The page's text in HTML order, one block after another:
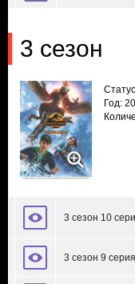
3 сезон
Год:
3 сезон 10
3 сезон 9 серия